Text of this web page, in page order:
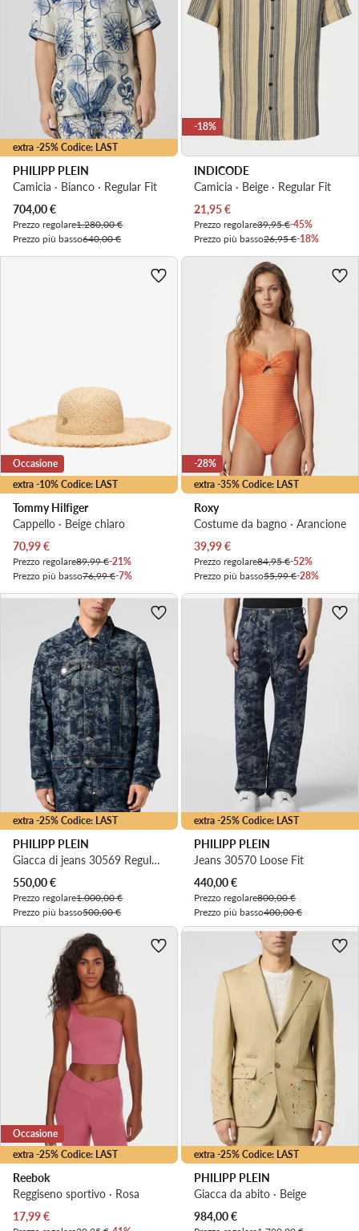
extra -25% Codice: LAST
PHILIPP PLEIN
Camicia · Bianco · Regular Fit
Prezzo attuale
704,00€
Prezzo regolare1.280,00 €
Prezzo più basso640,00 €
-18%
INDICODE
Camicia · Beige · Regular Fit
Prezzo attuale
21,95€
Prezzo regolare39,95 €-45%
Prezzo più basso26,95 €-18%
extra -10% Codice: LAST
Occasione
Tommy Hilfiger
Cappello · Beige chiaro
Prezzo attuale
70,99€
Prezzo regolare89,99 €-21%
Prezzo più basso76,99 €-7%
extra -35% Codice: LAST
-28%
Roxy
Costume da bagno · Arancione
Prezzo attuale
39,99€
Prezzo regolare84,95 €-52%
Prezzo più basso55,99 €-28%
extra -25% Codice: LAST
PHILIPP PLEIN
Giacca di jeans 30569 Regular Fit
Prezzo attuale
550,00€
Prezzo regolare1.000,00 €
Prezzo più basso500,00 €
extra -25% Codice: LAST
PHILIPP PLEIN
Jeans 30570 Loose Fit
Prezzo attuale
440,00€
Prezzo regolare800,00 €
Prezzo più basso400,00 €
extra -25% Codice: LAST
Occasione
Reebok
Reggiseno sportivo · Rosa
Prezzo attuale
17,99€
extra -25% Codice: LAST
PHILIPP PLEIN
Giacca da abito · Beige
Prezzo attuale
984,00€